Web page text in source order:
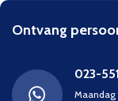
Ontvang
023-